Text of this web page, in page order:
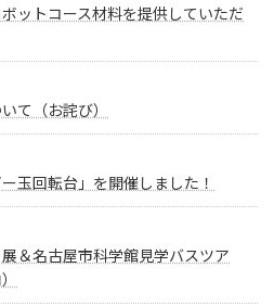
ットコース材料を提供していただ
て（お詫び）
玉回転台」を開催しました！
＆名古屋市科学館見学バスツア